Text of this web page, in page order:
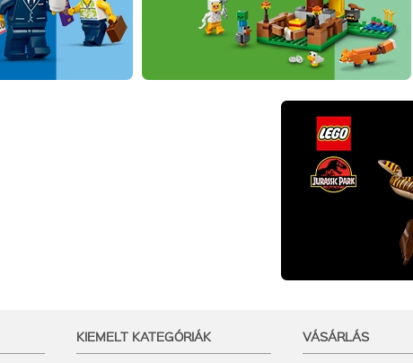
KIEMELT KATEGÓRIÁK VÁSÁRLÁS